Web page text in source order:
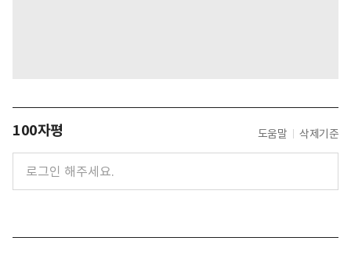
100자평 도움말 삭제기준